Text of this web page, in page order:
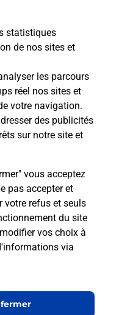
statistiques
de nos sites et
les parcours
réel nos sites et
votre navigation.
des publicités
sur notre site et
vous acceptez
pas accepter et
votre refus et seuls
du site
vos choix à
via
lundià 08h00
Aube Fontaine